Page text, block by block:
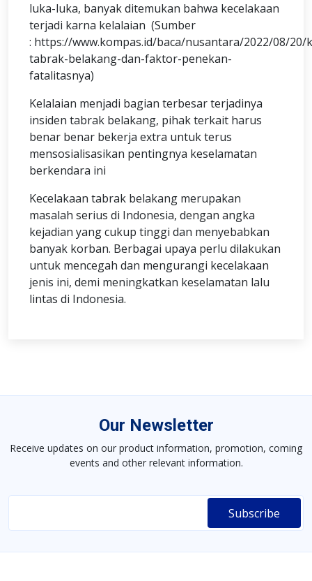
luka-luka, banyak ditemukan bahwa kecelakaan
terjadi karna kelalaian (Sumber
: https://www.kompas.id/baca/nusantara/2022/08/20/
tabrak-belakang-dan-faktor-penekan-
fatalitasnya)
Kelalaian menjadi bagian terbesar terjadinya
insiden tabrak belakang, pihak terkait harus
benar benar bekerja extra untuk terus
mensosialisasikan pentingnya keselamatan
berkendara ini
Kecelakaan tabrak belakang merupakan
masalah serius di Indonesia, dengan angka
kejadian yang cukup tinggi dan menyebabkan
banyak korban. Berbagai upaya perlu dilakukan
untuk mencegah dan mengurangi kecelakaan
jenis ini, demi meningkatkan keselamatan lalu
lintas di Indonesia.
Our Newsletter
Receive updates on our product information, promotion, coming
events and other relevant information.